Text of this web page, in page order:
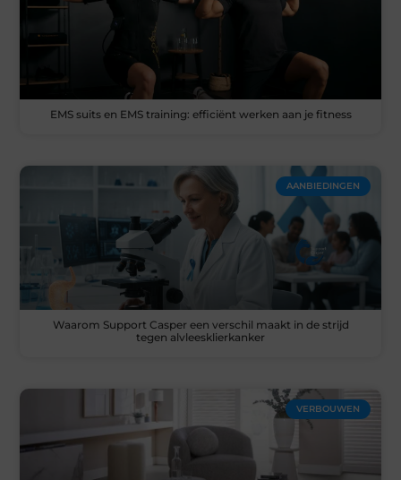
EMS suits en EMS training: efficiënt werken aan je fitness
AANBIEDINGEN
Waarom Support Casper een verschil maakt in de strijd
tegen alvleesklierkanker
VERBOUWEN